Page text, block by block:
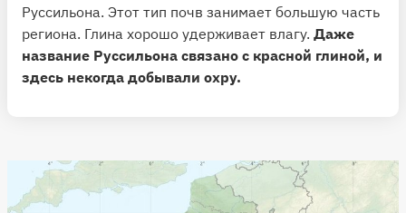
Руссильона. Этот тип почв занимает большую часть
региона. Глина хорошо удерживает влагу. Даже
название Руссильона связано с красной глиной, и
здесь некогда добывали охру.